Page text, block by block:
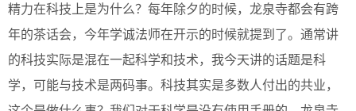
精力在科技上是为什么？每年除夕的时候，龙泉寺都会有跨
年的茶话会，今年学诚法师在开示的时候就提到了。通常讲
的科技实际是混在一起科学和技术，我今天讲的话题是科
学，可能与技术是两码事。科技其实是多数人付出的共业，